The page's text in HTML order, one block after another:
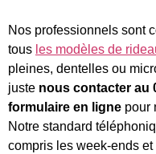
Nos professionnels sont
tous les modèles de
pleines, dentelles ou
juste nous contacter au
formulaire en ligne pour
Notre standard
compris les week-ends